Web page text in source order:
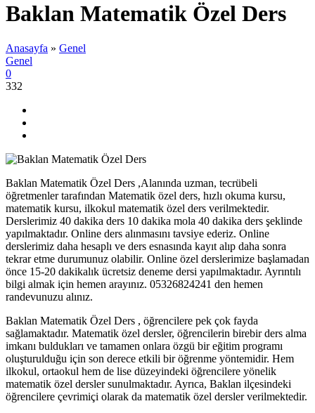
Baklan Matematik Özel Ders
Anasayfa » Genel
Genel
0
332
Baklan Matematik Özel Ders ,Alanında uzman, tecrübeli
öğretmenler tarafından Matematik özel ders, hızlı okuma kursu,
matematik kursu, ilkokul matematik özel ders verilmektedir.
Derslerimiz 40 dakika ders 10 dakika mola 40 dakika ders şeklinde
yapılmaktadır. Online ders alınmasını tavsiye ederiz. Online
derslerimiz daha hesaplı ve ders esnasında kayıt alıp daha sonra
tekrar etme durumunuz olabilir. Online özel derslerimize başlamadan
önce 15-20 dakikalık ücretsiz deneme dersi yapılmaktadır. Ayrıntılı
bilgi almak için hemen arayınız. 05326824241 den hemen
randevunuzu alınız.
Baklan Matematik Özel Ders , öğrencilere pek çok fayda
sağlamaktadır. Matematik özel dersler, öğrencilerin birebir ders alma
imkanı buldukları ve tamamen onlara özgü bir eğitim programı
oluşturulduğu için son derece etkili bir öğrenme yöntemidir. Hem
ilkokul, ortaokul hem de lise düzeyindeki öğrencilere yönelik
matematik özel dersler sunulmaktadır. Ayrıca, Baklan ilçesindeki
öğrencilere çevrimiçi olarak da matematik özel dersler verilmektedir.